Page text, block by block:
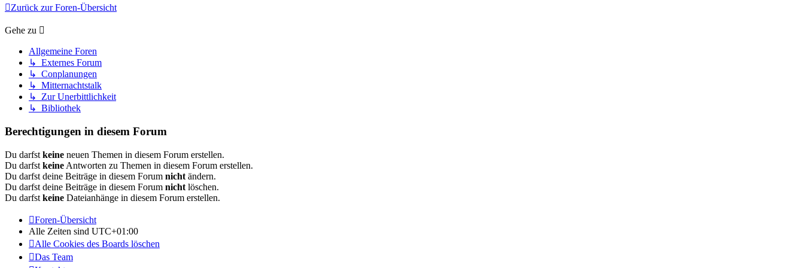
Zurück zur Foren-Übersicht
Gehe zu
Allgemeine Foren
↳ Externes Forum
↳ Conplanungen
↳ Mitternachtstalk
↳ Zur Unerbittlichkeit
↳ Bibliothek
Berechtigungen in diesem Forum
Du darfst keine neuen Themen in diesem Forum erstellen.
Du darfst keine Antworten zu Themen in diesem Forum erstellen.
Du darfst deine Beiträge in diesem Forum nicht ändern.
Du darfst deine Beiträge in diesem Forum nicht löschen.
Du darfst keine Dateianhänge in diesem Forum erstellen.
Foren-Übersicht
Alle Zeiten sind UTC+01:00
Alle Cookies des Boards löschen
Das Team